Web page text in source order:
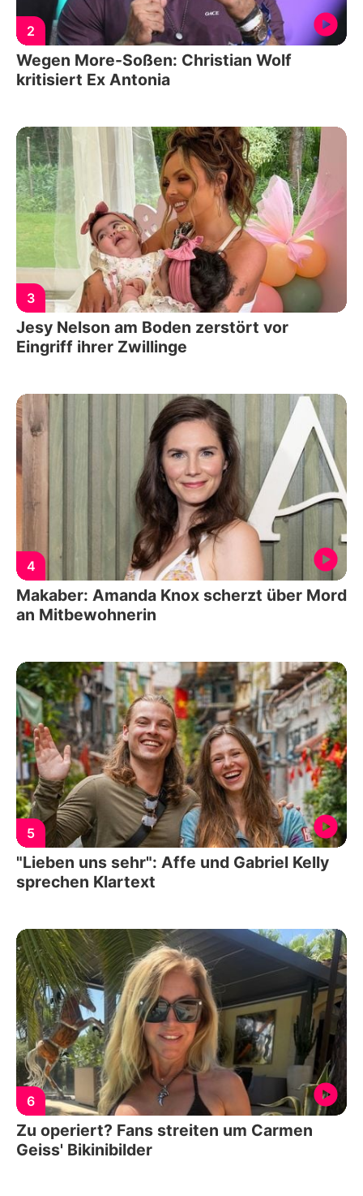
2
Wegen More-Soßen: Christian Wolf
kritisiert Ex Antonia
3
Jesy Nelson am Boden zerstört vor
Eingriff ihrer Zwillinge
4
Makaber: Amanda Knox scherzt über Mord
an Mitbewohnerin
5
"Lieben uns sehr": Affe und Gabriel Kelly
sprechen Klartext
6
Zu operiert? Fans streiten um Carmen
Geiss' Bikinibilder